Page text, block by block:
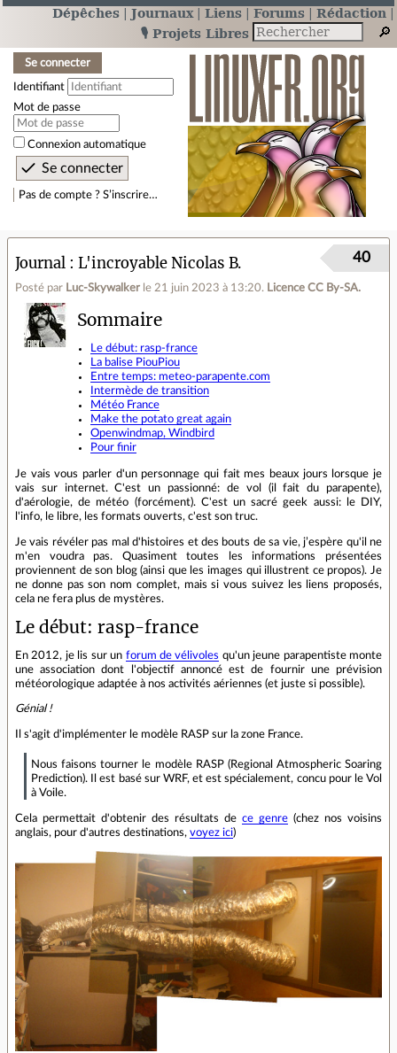
Dépêches Journaux Liens Forums
Rédaction
🎙️ Projets Libres
Se connecter
Identifiant
Mot de passe
Connexion automatique
Pas de compte ? S’inscrire…
Journal L'incroyable Nicolas B.
Posté par Luc-Skywalker le 21 juin 2023 à 13:20. Licence CC By‑SA.
40
Sommaire
Le début: rasp-france
La balise PiouPiou
Entre temps: meteo-parapente.com
Intermède de transition
Météo France
Make the potato great again
Openwindmap, Windbird
Pour finir
Je vais vous parler d'un personnage qui fait mes beaux jours lorsque je
vais sur internet. C'est un passionné: de vol (il fait du parapente),
d'aérologie, de météo (forcément). C'est un sacré geek aussi: le DIY,
l'info, le libre, les formats ouverts, c'est son truc.
Je vais révéler pas mal d'histoires et des bouts de sa vie, j’espère qu'il ne
m'en voudra pas. Quasiment toutes les informations présentées
proviennent de son blog (ainsi que les images qui illustrent ce propos). Je
ne donne pas son nom complet, mais si vous suivez les liens proposés,
cela ne fera plus de mystères.
Le début: rasp-france
En 2012, je lis sur un forum de vélivoles qu'un jeune parapentiste monte
une association dont l'objectif annoncé est de fournir une prévision
météorologique adaptée à nos activités aériennes (et juste si possible).
Génial !
Il s'agit d'implémenter le modèle RASP sur la zone France.
Nous faisons tourner le modèle RASP (Regional Atmospheric Soaring
Prediction). Il est basé sur WRF, et est spécialement, concu pour le Vol
à Voile.
Cela permettait d'obtenir des résultats de ce genre (chez nos voisins
anglais, pour d'autres destinations, voyez ici)